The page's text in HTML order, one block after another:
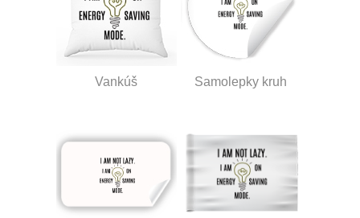
Vankúš Samolepky kruh